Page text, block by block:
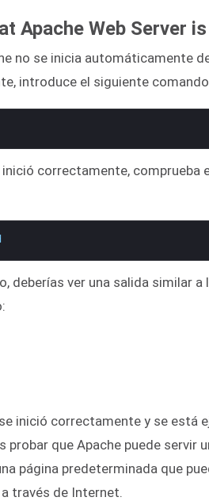
Apache Web Server
no se inicia automáticamente
introduce el siguiente
correctamente, comprueba
deberías ver una salida similar
inició correctamente y se está
que Apache puede servir
página predeterminada que
través de Internet.